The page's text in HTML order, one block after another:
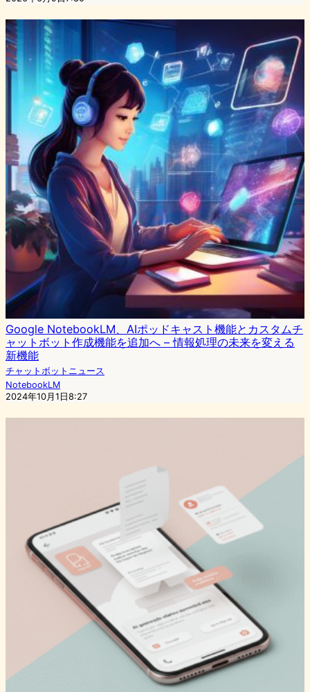
Google NotebookLM、AIポッドキャスト機能とカスタムチ
ャットボット作成機能を追加へ – 情報処理の未来を変える
新機能
チャットボットニュース
NotebookLM
2024年10月1日8:27